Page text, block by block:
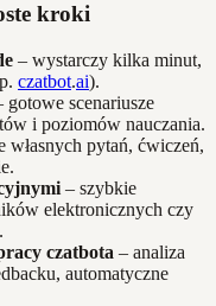
kroki
– wystarczy kilka minut,
czatbot.ai).
gotowe scenariusze
i poziomów nauczania.
własnych pytań, ćwiczeń,
– szybkie
elektronicznych czy
czatbota – analiza
automatyczne